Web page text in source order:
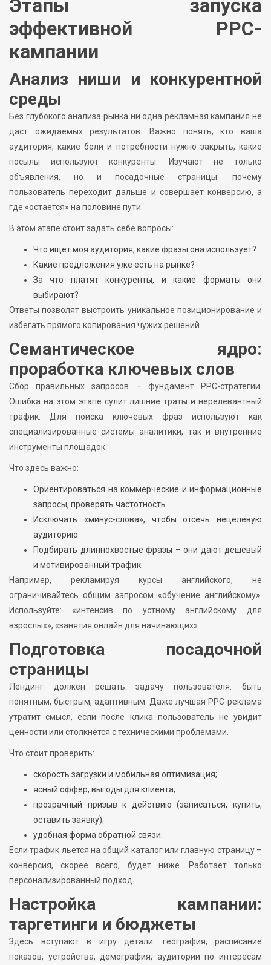
Этапы запуска
эффективной PPC-
кампании
Анализ ниши и конкурентной
среды
Без глубокого анализа рынка ни одна рекламная кампания не
даст ожидаемых результатов. Важно понять, кто ваша
аудитория, какие боли и потребности нужно закрыть, какие
посылы используют конкуренты. Изучают не только
объявления, но и посадочные страницы: почему
пользователь переходит дальше и совершает конверсию, а
где «остается» на половине пути.
В этом этапе стоит задать себе вопросы:
Что ищет моя аудитория, какие фразы она использует?
Какие предложения уже есть на рынке?
За что платят конкуренты, и какие форматы они
выбирают?
Ответы позволят выстроить уникальное позиционирование и
избегать прямого копирования чужих решений.
Семантическое ядро:
проработка ключевых слов
Сбор правильных запросов – фундамент PPC-стратегии.
Ошибка на этом этапе сулит лишние траты и нерелевантный
трафик. Для поиска ключевых фраз используют как
специализированные системы аналитики, так и внутренние
инструменты площадок.
Что здесь важно:
Ориентироваться на коммерческие и информационные
запросы, проверять частотность.
Исключать «минус-слова», чтобы отсечь нецелевую
аудиторию.
Подбирать длиннохвостые фразы – они дают дешевый
и мотивированный трафик.
Например, рекламируя курсы английского, не
ограничивайтесь общим запросом «обучение английскому».
Используйте: «интенсив по устному английскому для
взрослых», «занятия онлайн для начинающих».
Подготовка посадочной
страницы
Лендинг должен решать задачу пользователя: быть
понятным, быстрым, адаптивным. Даже лучшая PPC-реклама
утратит смысл, если после клика пользователь не увидит
ценности или столкнётся с техническими проблемами.
Что стоит проверить:
скорость загрузки и мобильная оптимизация;
ясный оффер, выгоды для клиента;
прозрачный призыв к действию (записаться, купить,
оставить заявку);
удобная форма обратной связи.
Если трафик льется на общий каталог или главную страницу –
конверсия, скорее всего, будет ниже. Работает только
персонализированный подход.
Настройка кампании:
таргетинги и бюджеты
Здесь вступают в игру детали: география, расписание
показов, устройства, демография, аудитории по интересам